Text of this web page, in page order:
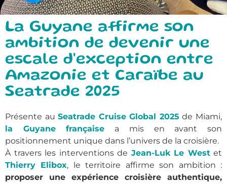
La Guyane affirme son
ambition de devenir une
escale d'exception entre
Amazonie et Caraïbe au
Seatrade 2025
Présente auSeatrade Cruise Global 2025 de Miami,
la Guyane française a mis en avant son
positionnement unique dans l’univers de la croisière.
À travers les interventions de Jean-Luk Le Westet
Thierry Elibox, le territoire affirme son ambition :
proposer une expérience croisière authentique,